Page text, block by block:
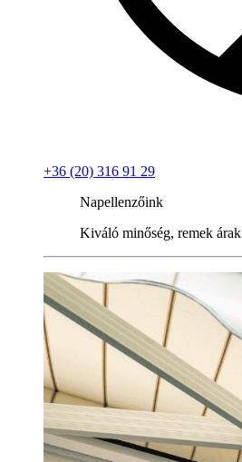
+36 (20) 316 91 29
Napellenzőink
Kiváló minőség, remek árak